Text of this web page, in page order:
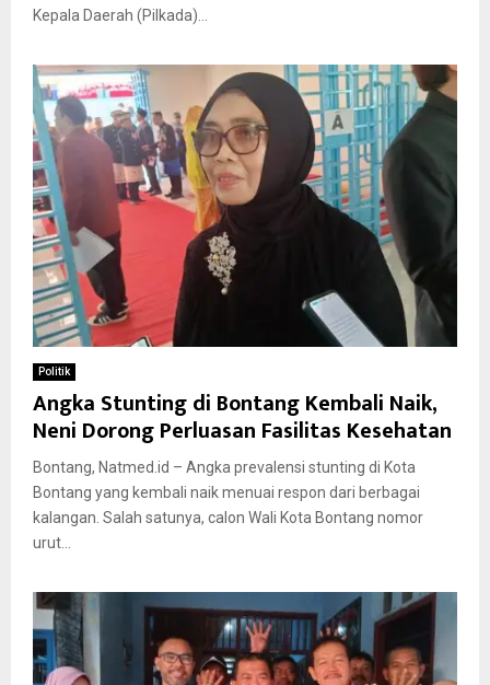
Kepala Daerah (Pilkada)...
Politik
Angka Stunting di Bontang Kembali Naik,
Neni Dorong Perluasan Fasilitas Kesehatan
Bontang, Natmed.id – Angka prevalensi stunting di Kota
Bontang yang kembali naik menuai respon dari berbagai
kalangan. Salah satunya, calon Wali Kota Bontang nomor
urut...